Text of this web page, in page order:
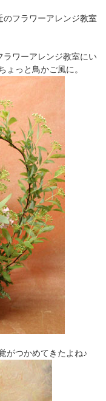
のフラワーアレンジ教室
ラワーアレンジ教室にい
っと鳥かご風に。
がつかめてきたよね♪